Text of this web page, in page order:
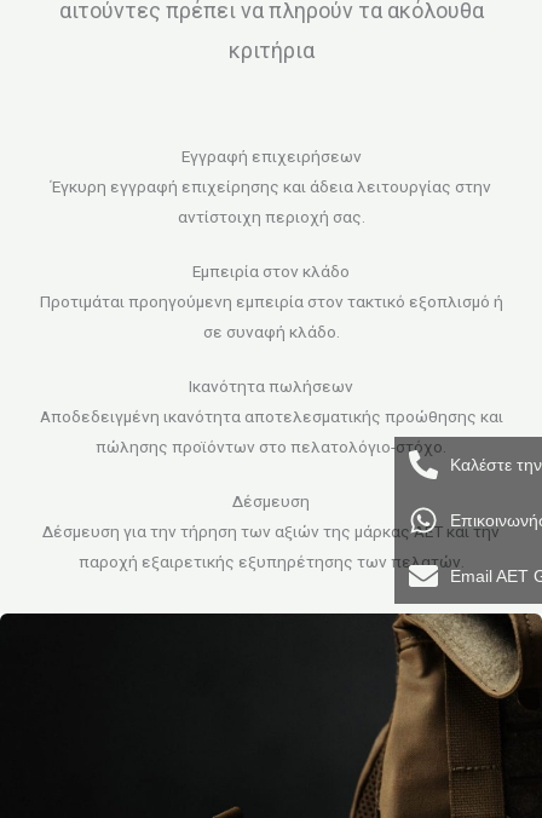
αιτούντες πρέπει να πληρούν τα ακόλουθα
κριτήρια
Εγγραφή επιχειρήσεων
Έγκυρη εγγραφή επιχείρησης και άδεια λειτουργίας στην
αντίστοιχη περιοχή σας.
Εμπειρία στον κλάδο
Προτιμάται προηγούμενη εμπειρία στον τακτικό εξοπλισμό ή
σε συναφή κλάδο.
Ικανότητα πωλήσεων
Αποδεδειγμένη ικανότητα αποτελεσματικής προώθησης και
πώλησης προϊόντων στο πελατολόγιο-στόχο.
Δέσμευση
Δέσμευση για την τήρηση των αξιών της μάρκας AET και την
παροχή εξαιρετικής εξυπηρέτησης των πελατών.
Καλέστε
Email AET